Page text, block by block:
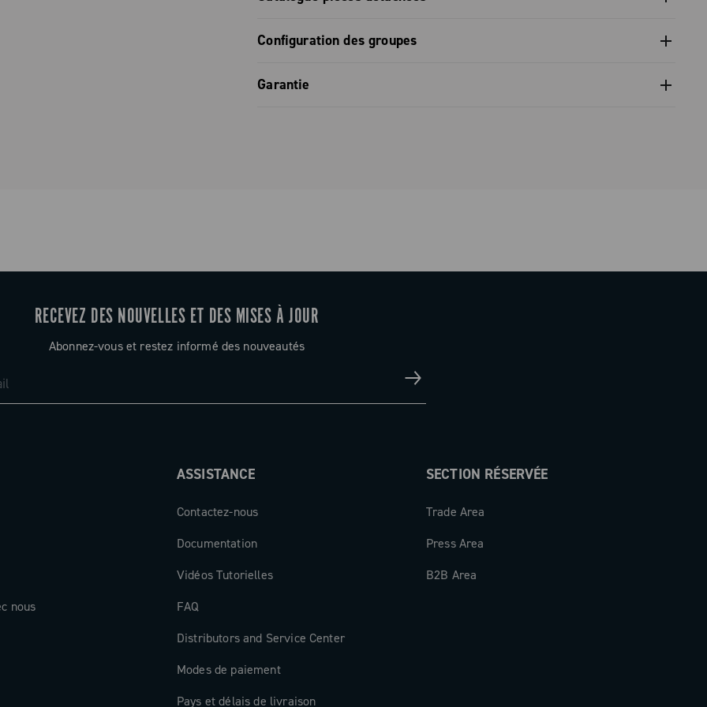
Catalogue pièces détachées gamme 2026 – Preview
Configuration des groupes
Configuration du groupe - Super Record X
Garantie
RECEVEZ DES NOUVELLES ET DES MISES À JOUR
Abonnez-vous et restez informé des nouveautés
nous
ASSISTANCE
Contactez-nous
Documentation
Vidéos Tutorielles
FAQ
Distributors and Service Center
Modes de paiement
Pays et délais de livraison
SECTION RÉSERVÉE
Trade Area
Press Area
B2B Area